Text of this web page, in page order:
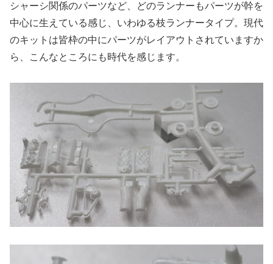
シャーシ関係のパーツなど、どのランナーもパーツが幹を
中心に生えている感じ、いわゆる枝ランナータイプ。現代
のキットは皆枠の中にパーツがレイアウトされていますか
ら、こんなところにも時代を感じます。